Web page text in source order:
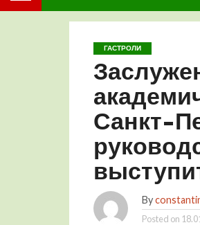
ГАСТРОЛИ
Санкт-
By
Posted on